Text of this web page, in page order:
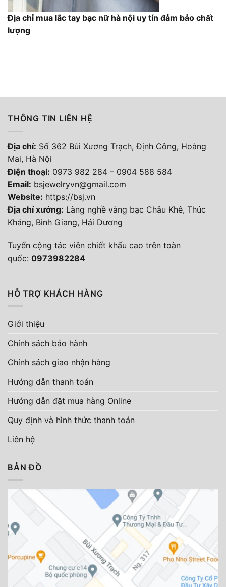
Địa chỉ mua lắc tay bạc nữ hà nội uy tín đảm bảo chất
lượng
THÔNG TIN LIÊN HỆ
Địa chỉ: Số 362 Bùi Xương Trạch, Định Công, Hoàng
Mai, Hà Nội
Điện thoại: 0973 982 284 – 0904 588 584
Email: bsjewelryvn@gmail.com
Website: https://bsj.vn
Địa chỉ xưởng: Làng nghề vàng bạc Châu Khê, Thúc
Kháng, Bình Giang, Hải Dương
Tuyển cộng tác viên chiết khấu cao trên toàn
quốc: 0973982284
HỖ TRỢ KHÁCH HÀNG
Giới thiệu
Chính sách bảo hành
Chính sách giao nhận hàng
Hướng dẫn thanh toán
Hướng dẫn đặt mua hàng Online
Quy định và hình thức thanh toán
Liên hệ
BẢN ĐỒ